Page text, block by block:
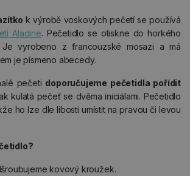
k výrobě voskových pečetí se používá
Aladine. Pečetidlo se otiskne do horkého
vyrobeno z francouzské mosazi a má
je písmeno abecedy.
pečeti doporučujeme pečetidla pořídit
kulatá pečeť se dvěma iniciálami. Pečetidlo
ho lze dle libosti umístit na pravou či levou
kovový kroužek.